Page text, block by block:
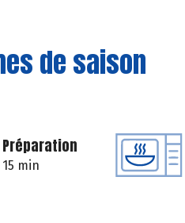
de saison
Préparation
15 min